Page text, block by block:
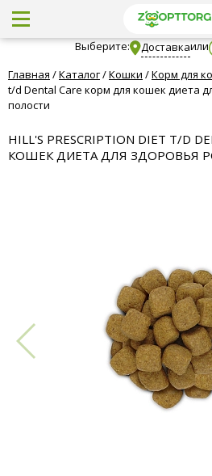
Выберите: Доставкаили
Главная /Каталог/Кошки /Корм для
t/d Dental Care корм для кошек диета
полости
HILL'S PRESCRIPTION DIET T/D
КОШЕК ДИЕТА ДЛЯ ЗДОРОВЬЯ